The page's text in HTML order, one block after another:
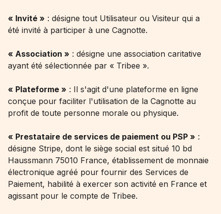
« Invité » : désigne tout Utilisateur ou Visiteur qui a
été invité à participer à une Cagnotte.
« Association » : désigne une association caritative
ayant été sélectionnée par « Tribee ».
« Plateforme » : Il s'agit d'une plateforme en ligne
conçue pour faciliter l'utilisation de la Cagnotte au
profit de toute personne morale ou physique.
« Prestataire de services de paiement ou PSP » :
désigne Stripe, dont le siège social est situé 10 bd
Haussmann 75010 France, établissement de monnaie
électronique agréé pour fournir des Services de
Paiement, habilité à exercer son activité en France et
agissant pour le compte de Tribee.